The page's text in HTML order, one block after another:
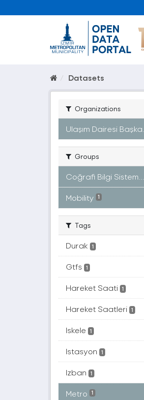
Datasets
Organizations
Ulaşım Dairesi Başka...
Groups
Coğrafi Bilgi Sistem...
Mobility 1
Tags
Durak 1
Gtfs 1
Hareket Saati 1
Hareket Saatleri 1
Iskele 1
Istasyon 1
Izban 1
Metro 1